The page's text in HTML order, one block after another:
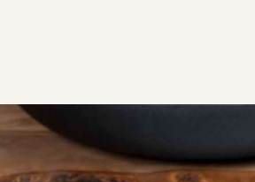
ΣΥΝΤΑΓΕΣ
Μακαρονάδα με τόνο